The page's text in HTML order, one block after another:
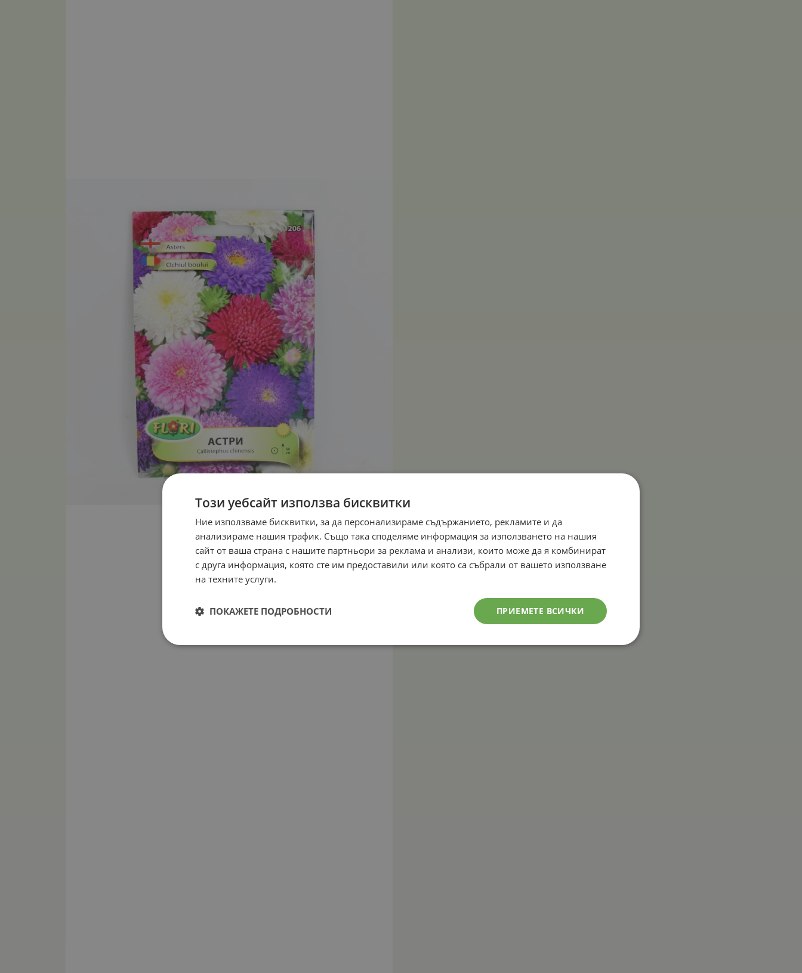
Този уебсайт използва бисквитки
Ние използваме бисквитки, за да персонализираме съдържанието, рекламите и да
анализираме нашия трафик. Също така споделяме информация за използването на нашия
сайт от ваша страна с нашите партньори за реклама и анализи, които може да я комбинират
с друга информация, която сте им предоставили или която са събрали от вашето използване
на техните услуги.
ПРИЕМЕТЕ ВСИЧКИ
ПОКАЖЕТЕ ПОДРОБНОСТИ